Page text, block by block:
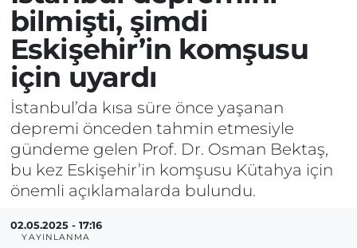
bilmişti, şimdi
Eskişehir’in komşusu
için uyardı
İstanbul’da kısa süre önce yaşanan
depremi önceden tahmin etmesiyle
gündeme gelen Prof. Dr. Osman Bektaş,
bu kez Eskişehir’in komşusu Kütahya için
önemli açıklamalarda bulundu.
02.05.2025 - 17:16
YAYINLANMA
EKONOMİ
SİYASET
RESMİ İLAN
SPOR
EKONOMİ
EĞİTİM
SAĞLIK
TEKNOLOJİ
TFF 3.Lig 4.Grup Puan Durumu ve Fikstür
Tüm Manşetler
Son Dakika Haberleri
Haber Arşivi